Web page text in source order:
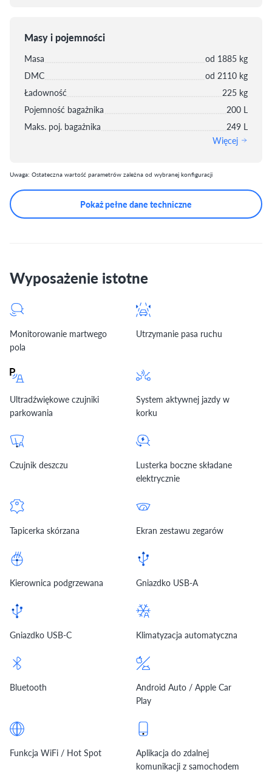
Masy i pojemności
Masa
od 1885 kg
DMC
od 2110 kg
Ładowność
225 kg
Pojemność bagażnika
200 L
Maks. poj. bagażnika
249 L
Więcej
Uwaga: Ostateczna wartość parametrów zależna od wybranej konfiguracji
Pokaż pełne dane techniczne
Wyposażenie istotne
Monitorowanie martwego
pola
Utrzymanie pasa ruchu
Ultradźwiękowe czujniki
parkowania
System aktywnej jazdy w
korku
Czujnik deszczu
Lusterka boczne składane
elektrycznie
Tapicerka skórzana Ekran zestawu zegarów
Kierownica podgrzewana Gniazdko USB-A
Gniazdko USB-C Klimatyzacja automatyczna
Bluetooth
Android Auto / Apple Car
Play
Funkcja WiFi / Hot Spot
Aplikacja do zdalnej
komunikacji z samochodem